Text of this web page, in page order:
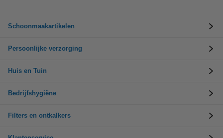
Schoonmaakartikelen
Persoonlijke verzorging
Huis en Tuin
Bedrijfshygiëne
Filters en ontkalkers